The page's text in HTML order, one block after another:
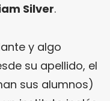
Silver.
y algo
su apellido, el
sus alumnos)